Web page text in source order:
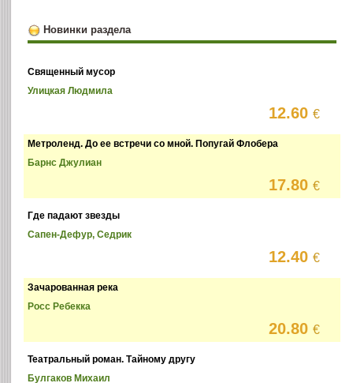
Новинки раздела
Священный мусор
Улицкая Людмила
12.60€
Метроленд. До ее встречи со мной. Попугай Флобера
Барнс Джулиан
17.80€
Где падают звезды
Сапен-Дефур, Седрик
12.40€
Зачарованная река
Росс Ребекка
20.80€
Театральный роман. Тайному другу
Булгаков Михаил